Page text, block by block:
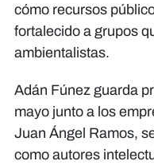
cómo recursos
fortalecido a grupos
ambientalistas.
Adán Fúnez guarda
mayo junto a los
Juan Ángel Ramos,
como autores